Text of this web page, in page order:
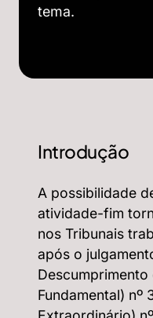
tema.
Introdução
A possibilidade
atividade-fim
nos Tribunais
após o
Descumprimento
Fundamental) nº